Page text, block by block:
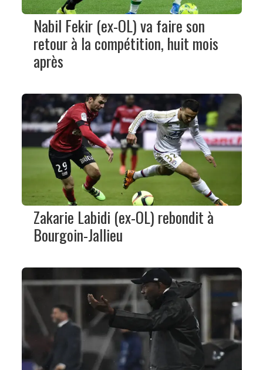
Nabil Fekir (ex-OL) va faire son
retour à la compétition, huit mois
après
Zakarie Labidi (ex-OL) rebondit à
Bourgoin-Jallieu